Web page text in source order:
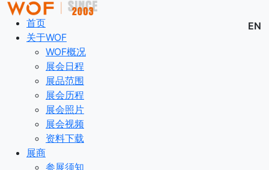
EN
首页
关于WOF
WOF概况
展会日程
展品范围
展会历程
展会照片
展会视频
资料下载
展商
参展须知